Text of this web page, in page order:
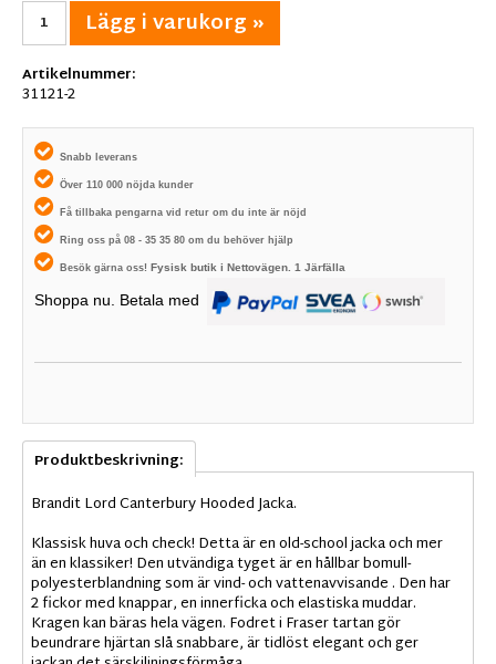
Lägg i varukorg »
Artikelnummer:
31121-2
Snabb leverans
Över 110 000 nöjda kunder
Få tillbaka pengarna vid retur om du inte är nöjd
Ring oss på 08 - 35 35 80 om du behöver hjälp
Besök gärna oss! Fysisk butik i Nettovägen. 1 Järfälla
Shoppa nu. Betala med
Produktbeskrivning:
BranditLordCanterburyHoodedJacka.
Klassiskhuva ochcheck! Dettaären old-schooljacka ochmer
änenklassiker! Denutvändiga tygetär en hållbarbomull-
polyesterblandning som är vind- och vattenavvisande . Den har
2fickormedknappar,eninnerfickaochelastiskamuddar.
Kragenkan bäras hela vägen. Fodreti Frasertartangör
beundrarehjärtanslå snabbare,ärtidlöstelegantochger